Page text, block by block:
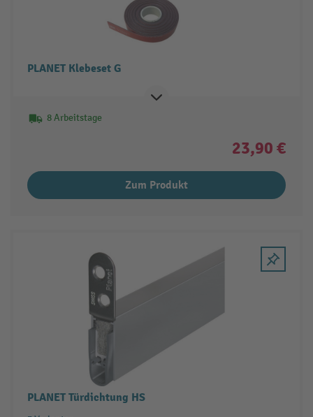
PLANET Klebeset G
8 Arbeitstage
23,90 €
Zum Produkt
PLANET Türdichtung HS